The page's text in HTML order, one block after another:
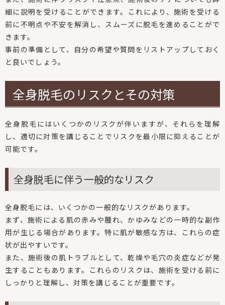
細に説明を受けることができます。これにより、施術を受ける
前に不明点や不安を解消し、スムーズに脱毛を進めることがで
きます。
事前の準備として、自分の希望や質問をリストアップしておく
と良いでしょう。
全身脱毛のリスクとその対策
全身脱毛にはいくつかのリスクが伴いますが、それらを理解
し、適切に対策を講じることでリスクを最小限に抑えることが
可能です。
全身脱毛に伴う一般的なリスク
全身脱毛には、いくつかの一般的なリスクがあります。
まず、施術による肌の赤みや腫れ、かゆみなどの一時的な副作
用が生じる場合があります。特に肌が敏感な方は、これらの症
状が出やすいです。
また、施術後の肌トラブルとして、乾燥や毛穴の炎症などが発
生することもあります。これらのリスクは、施術を受ける前に
しっかりと理解し、対策を講じることが重要です。